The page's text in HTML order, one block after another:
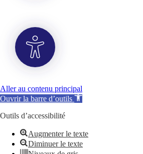
Aller au contenu principal
Ouvrir la barre d’outils
Outils d’accessibilité
Augmenter le texte
Diminuer le texte